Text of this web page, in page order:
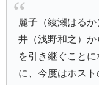
麗子（綾瀬はる
井（浅野和之）
を引き継ぐこと
に、今度はホスト